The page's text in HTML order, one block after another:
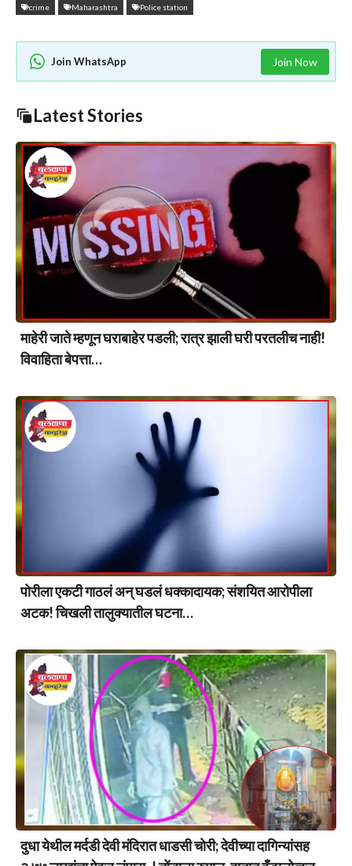
crime Maharashtra Police station
Join WhatsApp Join Now
Latest Stories
माहेरी जाते म्हणून घराबाहेर पडली; रात्र झाली घरी परतलीच नाही!
विवाहिता बेपत्ता…
पोरीला एकटी गाठलं अन् घडलं धक्कादायक; संशयित आरोपीला
अटक! चिखली तालुक्यातील घटना…
दुधा येथील मर्दडी देवी मंदिरात धाडसी चोरी; देवीच्या दागिन्यांसह